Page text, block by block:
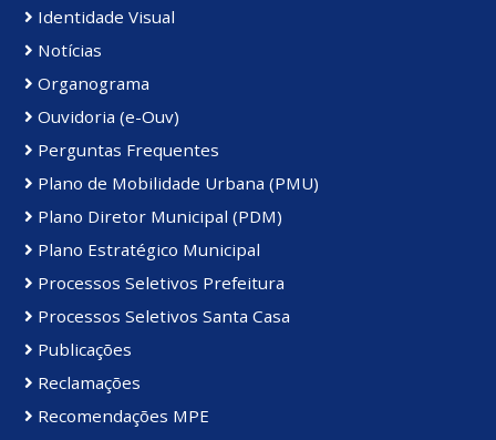
Identidade Visual
Notícias
Organograma
Ouvidoria (e-Ouv)
Perguntas Frequentes
Plano de Mobilidade Urbana (PMU)
Plano Diretor Municipal (PDM)
Plano Estratégico Municipal
Processos Seletivos Prefeitura
Processos Seletivos Santa Casa
Publicações
Reclamações
Recomendações MPE